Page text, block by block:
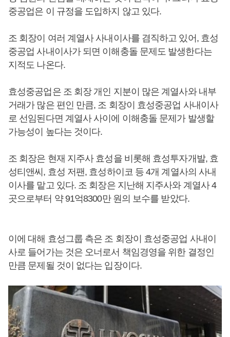
중공업은 이 규정을 도입하지 않고 있다.
조 회장이 여러 계열사 사내이사를 겸직하고 있어, 효성
중공업 사내이사가 되면 이해충돌 문제도 발생한다는
지적도 나온다.
효성중공업은 조 회장 개인 지분이 많은 계열사와 내부
거래가 많은 편인 만큼, 조 회장이 효성중공업 사내이사
로 선임된다면 계열사 사이에 이해충돌 문제가 발생할
가능성이 높다는 것이다.
조 회장은 현재 지주사 효성을 비롯해 효성투자개발, 효
성티앤씨, 효성 저팬, 효성하이코 등 4개 계열사의 사내
이사를 맡고 있다. 조 회장은 지난해 지주사와 계열사 4
곳으로부터 약 91억8300만 원의 보수를 받았다.
이에 대해 효성그룹 측은 조 회장이 효성중공업 사내이
사로 들어가는 것은 오너로서 책임경영을 위한 결정인
만큼 문제될 것이 없다는 입장이다.